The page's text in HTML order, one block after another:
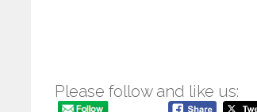
Please follow and like us: